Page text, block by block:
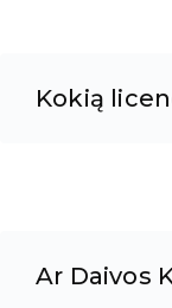
Kokią
Ar Daivos